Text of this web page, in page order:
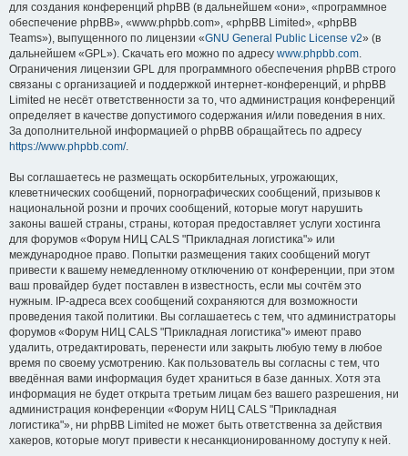
для создания конференций phpBB (в дальнейшем «они», «программное
обеспечение phpBB», «www.phpbb.com», «phpBB Limited», «phpBB
Teams»), выпущенного по лицензии «GNU General Public License v2» (в
дальнейшем «GPL»). Скачать его можно по адресу www.phpbb.com.
Ограничения лицензии GPL для программного обеспечения phpBB строго
связаны с организацией и поддержкой интернет-конференций, и phpBB
Limited не несёт ответственности за то, что администрация конференций
определяет в качестве допустимого содержания и/или поведения в них.
За дополнительной информацией о phpBB обращайтесь по адресу
https://www.phpbb.com/.
Вы соглашаетесь не размещать оскорбительных, угрожающих,
клеветнических сообщений, порнографических сообщений, призывов к
национальной розни и прочих сообщений, которые могут нарушить
законы вашей страны, страны, которая предоставляет услуги хостинга
для форумов «Форум НИЦ CALS "Прикладная логистика"» или
международное право. Попытки размещения таких сообщений могут
привести к вашему немедленному отключению от конференции, при этом
ваш провайдер будет поставлен в известность, если мы сочтём это
нужным. IP-адреса всех сообщений сохраняются для возможности
проведения такой политики. Вы соглашаетесь с тем, что администраторы
форумов «Форум НИЦ CALS "Прикладная логистика"» имеют право
удалить, отредактировать, перенести или закрыть любую тему в любое
время по своему усмотрению. Как пользователь вы согласны с тем, что
введённая вами информация будет храниться в базе данных. Хотя эта
информация не будет открыта третьим лицам без вашего разрешения, ни
администрация конференции «Форум НИЦ CALS "Прикладная
логистика"», ни phpBB Limited не может быть ответственна за действия
хакеров, которые могут привести к несанкционированному доступу к ней.